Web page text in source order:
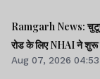
Ramgarh News:
रोड के लिए NHAI ने शुरू
Aug 07, 2026